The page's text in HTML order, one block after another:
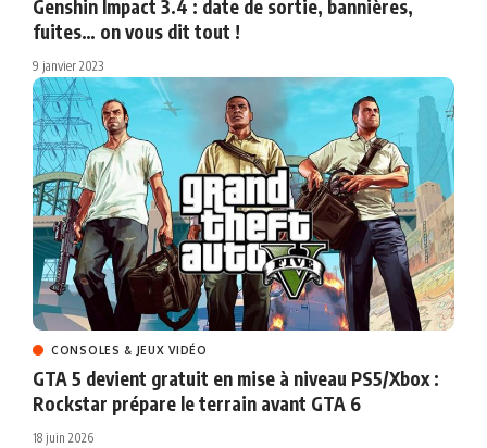
Genshin Impact 3.4 : date de sortie, bannières,
fuites… on vous dit tout !
9 janvier 2023
CONSOLES & JEUX VIDÉO
GTA 5 devient gratuit en mise à niveau PS5/Xbox :
Rockstar prépare le terrain avant GTA 6
18 juin 2026